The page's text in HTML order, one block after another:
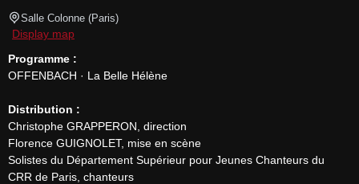
Salle Colonne (Paris)
Display map
Programme :
OFFENBACH · La Belle Hélène
Distribution :
Christophe GRAPPERON, direction
Florence GUIGNOLET, mise en scène
Solistes du Département Supérieur pour Jeunes Chanteurs du
CRR de Paris, chanteurs